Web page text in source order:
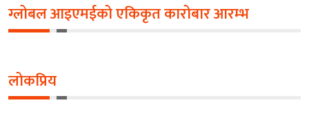
ग्लोबल आइएमईको एकिकृत कारोबार आरम्भ
लोकप्रिय